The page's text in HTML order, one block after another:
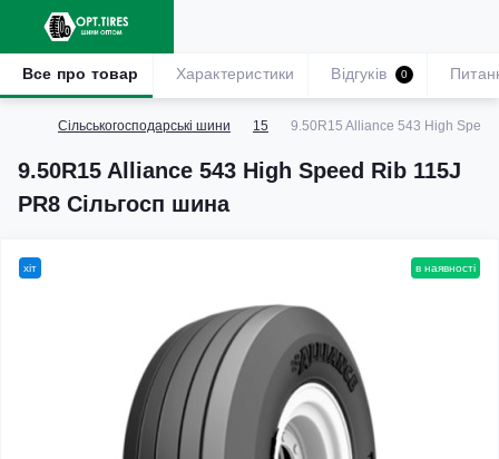
Сільськогосподарські шини 15 9.50R15 Alliance 543 High
9.50R15 Alliance 543 High Speed Rib 115J
PR8 Сільгосп шина
Все про товар Характеристики Відгуків 0
хіт в наявності